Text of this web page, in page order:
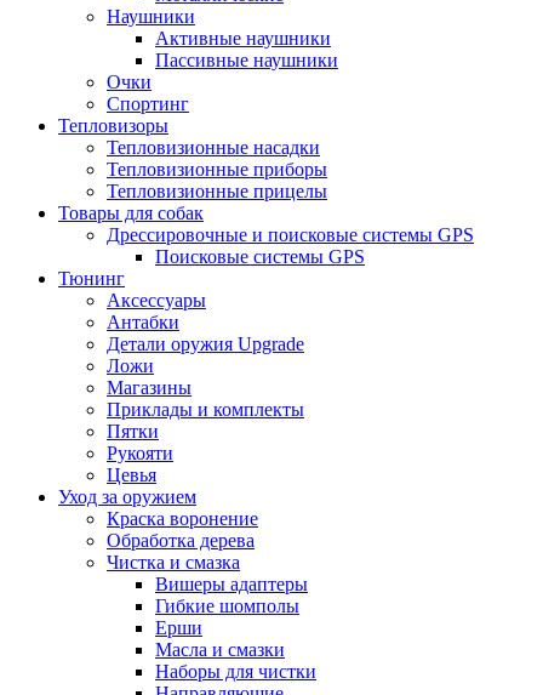
Наушники
Активные наушники
Пассивные наушники
Очки
Спортинг
Тепловизоры
Тепловизионные насадки
Тепловизионные приборы
Тепловизионные прицелы
Товары для собак
Дрессировочные и поисковые системы GPS
Поисковые системы GPS
Тюнинг
Аксессуары
Антабки
Детали оружия Upgrade
Ложи
Магазины
Приклады и комплекты
Пятки
Рукояти
Цевья
Уход за оружием
Краска воронение
Обработка дерева
Чистка и смазка
Вишеры адаптеры
Гибкие шомполы
Ерши
Масла и смазки
Наборы для чистки